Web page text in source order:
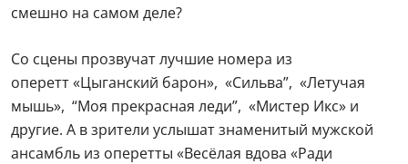
смешно на самом деле?
Со сцены прозвучат лучшие номера из
оперетт «Цыганский барон», «Сильва”, «Летучая
мышь», “Моя прекрасная леди”, «Мистер Икс» и
другие. А в зрители услышат знаменитый мужской
ансамбль из оперетты «Весёлая вдова «Ради